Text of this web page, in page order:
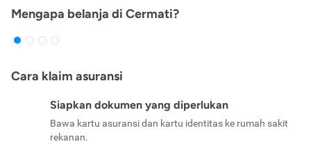
Mengapa belanja di Cermati?
Cara klaim asuransi
Siapkan dokumen yang diperlukan
Bawa kartu asuransi dan kartu identitas ke rumah sakit
rekanan.